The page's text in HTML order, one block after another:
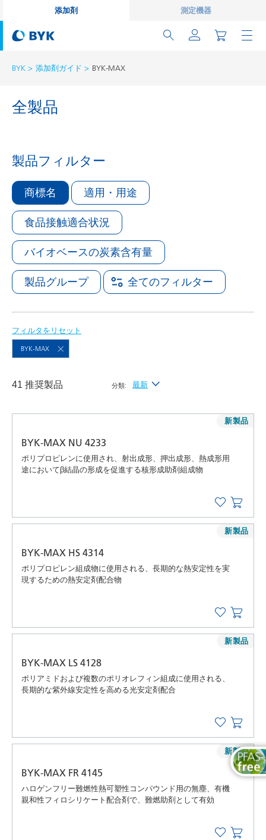
添加剤 測定機器
BYK 添加剤ガイド BYK-MAX
全製品
製品フィルター
適用・用途
商標名
食品接触適合状況
バイオベースの炭素含有量
製品グループ 全てのフィルター
フィルタをリセット
BYK-MAX
41 推奨製品 分類: 最新
アルファベット昇順（A-Z）
BYK-MAX NU 4233
ポリプロピレンに使用され、射出成形、押出成形、熱成形用
途においてβ結晶の形成を促進する核形成助剤組成物
新製品
BYK-MAX HS 4314
ポリプロピレン組成物に使用される、長期的な熱安定性を実
現するための熱安定剤配合物
新製品
BYK-MAX LS 4128
ポリアミドおよび複数のポリオレフィン組成に使用される、
長期的な紫外線安定性を高める光安定剤配合
新製品
BYK-MAX FR 4145
ハロゲンフリー難燃性熱可塑性コンパウンド用の無塵、有機
親和性フィロシリケート配合剤で、難燃助剤として有効
新製品